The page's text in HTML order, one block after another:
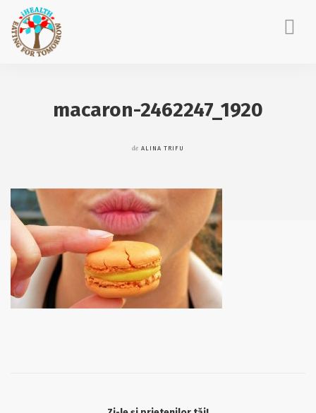
CONSILIERE NUTRIȚIE
CONTACT
macaron-2462247_1920
de ALINA TRIFU